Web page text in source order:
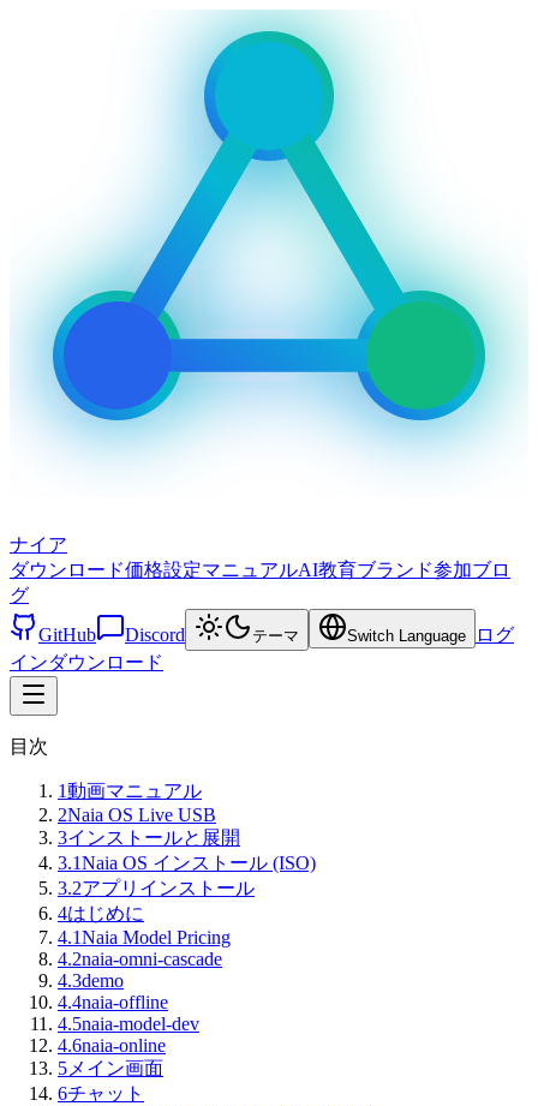
ナイア
ダウンロード価格設定マニュアルAI教育ブランド参加ブロ
グ
GitHub
Discord テーマ Switch Language
ログ
インダウンロード
目次
1動画マニュアル
2Naia OS Live USB
3インストールと展開
3.1Naia OS インストール (ISO)
3.2アプリインストール
4はじめに
4.1Naia Model Pricing
4.2naia-omni-cascade
4.3demo
4.4naia-offline
4.5naia-model-dev
4.6naia-online
5 メイン画面
6チャット